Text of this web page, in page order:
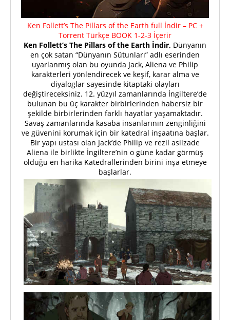
Ken Follett’s The Pillars of the Earth full İndir – PC +
Torrent Türkçe BOOK 1-2-3 İçerir
Ken Follett’s The Pillars of the Earth İndir, Dünyanın
en çok satan “Dünyanın Sütunları” adlı eserinden
uyarlanmış olan bu oyunda Jack, Aliena ve Philip
karakterleri yönlendirecek ve keşif, karar alma ve
diyaloglar sayesinde kitaptaki olayları
değiştireceksiniz. 12. yüzyıl zamanlarında İngiltere’de
bulunan bu üç karakter birbirlerinden habersiz bir
şekilde birbirlerinden farklı hayatlar yaşamaktadır.
Savaş zamanlarında kasaba insanlarının zenginliğini
ve güvenini korumak için bir katedral inşaatına başlar.
Bir yapı ustası olan Jack’de Philip ve rezil asilzade
Aliena ile birlikte İngiltere’nin o güne kadar görmüş
olduğu en harika Katedrallerinden birini inşa etmeye
başlarlar.